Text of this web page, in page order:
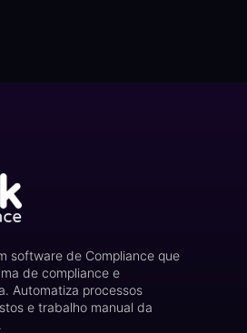
software de Compliance que
de compliance e
Automatiza processos
e trabalho manual da